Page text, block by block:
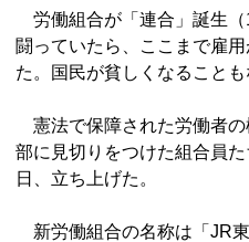
労働組合が「連合」誕生（
闘っていたら、ここまで雇
た。国民が貧しくなることも
憲法で保障された労働者
部に見切りをつけた組合員
日、立ち上げた。
新労働組合の名称は「JR